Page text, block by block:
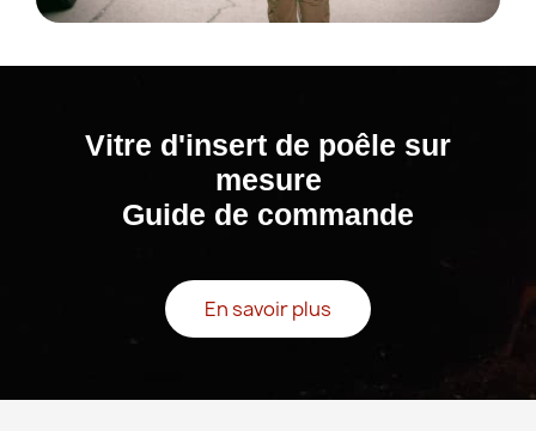
Vitre d'insert de poêle sur
mesure
Guide de commande
En savoir plus